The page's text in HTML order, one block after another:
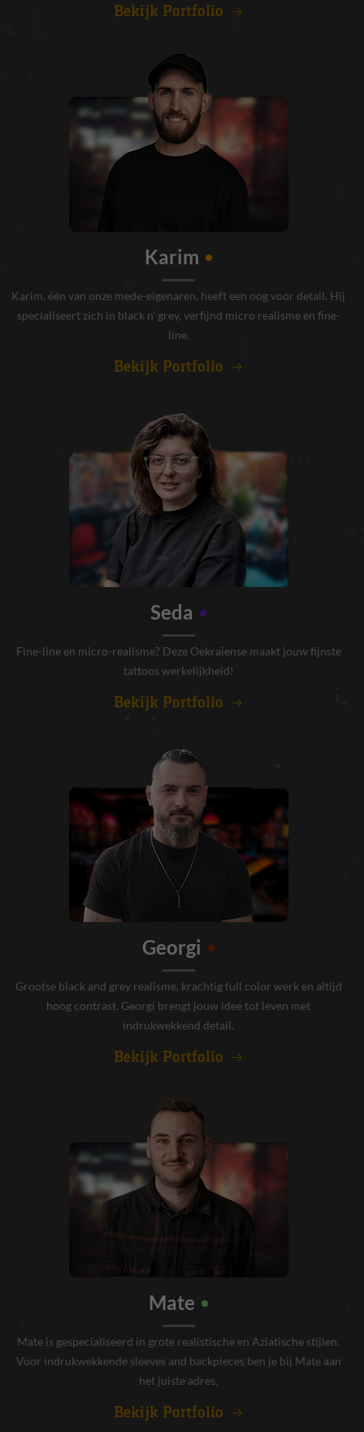
Bekijk Portfolio
Karim
Karim, één van onze mede-eigenaren, heeft een oog voor detail. Hij
specialiseert zich in black n’ grey, verfijnd micro realisme en fine-
line.
Bekijk Portfolio
Seda
Fine-line en micro-realisme? Deze Oekraïense maakt jouw fijnste
tattoos werkelijkheid!
Bekijk Portfolio
Georgi
Grootse black and grey realisme, krachtig full color werk en altijd
hoog contrast. Georgi brengt jouw idee tot leven met
indrukwekkend detail.
Bekijk Portfolio
Mate
Mate is gespecialiseerd in grote realistische en Aziatische stijlen.
Voor indrukwekkende sleeves and backpieces ben je bij Mate aan
het juiste adres.
Bekijk Portfolio